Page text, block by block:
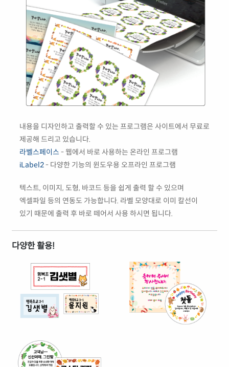
내용을 디자인하고 출력할 수 있는 프로그램은 사이트에서 무료로
제공해 드리고 있습니다.
라벨스페이스 - 웹에서 바로 사용하는 온라인 프로그램
iLabel2- 다양한 기능의 윈도우용 오프라인 프로그램
텍스트, 이미지, 도형, 바코드 등을 쉽게 출력 할 수 있으며
엑셀파일 등의 연동도 가능합니다. 라벨 모양대로 이미 칼선이
있기 때문에 출력 후 바로 떼어서 사용 하시면 됩니다.
다양한 활용!